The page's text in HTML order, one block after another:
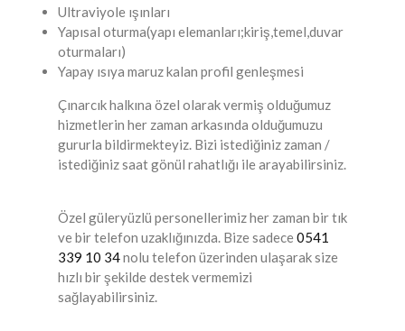
Ultraviyole ışınları
Yapısal oturma(yapı elemanları;kiriş,temel,duvar
oturmaları)
Yapay ısıya maruz kalan profil genleşmesi
Çınarcık halkına özel olarak vermiş olduğumuz
hizmetlerin her zaman arkasında olduğumuzu
gururla bildirmekteyiz. Bizi istediğiniz zaman /
istediğiniz saat gönül rahatlığı ile arayabilirsiniz.
Özel güleryüzlü personellerimiz her zaman bir tık
ve bir telefon uzaklığınızda. Bize sadece0541
339 10 34nolu telefon üzerinden ulaşarak size
hızlı bir şekilde destek vermemizi
sağlayabilirsiniz.